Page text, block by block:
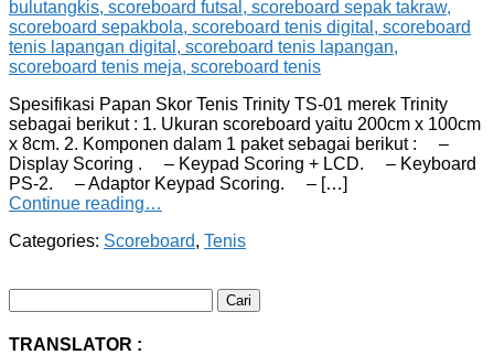
Spesifikasi Papan Skor Tenis Trinity TS-01 merek Trinity
sebagai berikut : 1. Ukuran scoreboard yaitu 200cm x 100cm
x 8cm. 2. Komponen dalam 1 paket sebagai berikut : –
Display Scoring . – Keypad Scoring + LCD. – Keyboard
PS-2. – Adaptor Keypad Scoring. – […]
Continue reading…
Categories: Scoreboard, Tenis
untuk:
TRANSLATOR :